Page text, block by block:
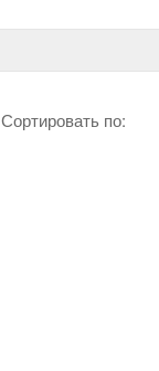
Сортировать по: